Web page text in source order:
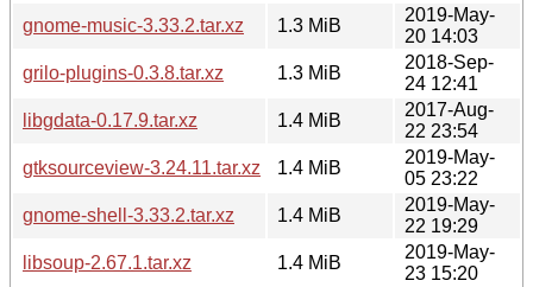
gnome-music-3.33.2.tar.xz
1.3 MiB
2019-May-
20 14:03
grilo-plugins-0.3.8.tar.xz
1.3 MiB
2018-Sep-
24 12:41
libgdata-0.17.9.tar.xz
1.4 MiB
2017-Aug-
22 23:54
gtksourceview-3.24.11.tar.xz
1.4 MiB
2019-May-
05 23:22
gnome-shell-3.33.2.tar.xz
1.4 MiB
2019-May-
22 19:29
libsoup-2.67.1.tar.xz
1.4 MiB
2019-May-
23 15:20